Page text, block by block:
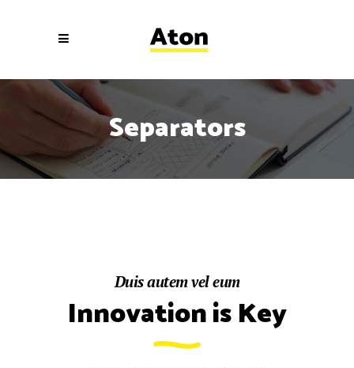
Separators
Duis autem vel eum
Innovation is Key